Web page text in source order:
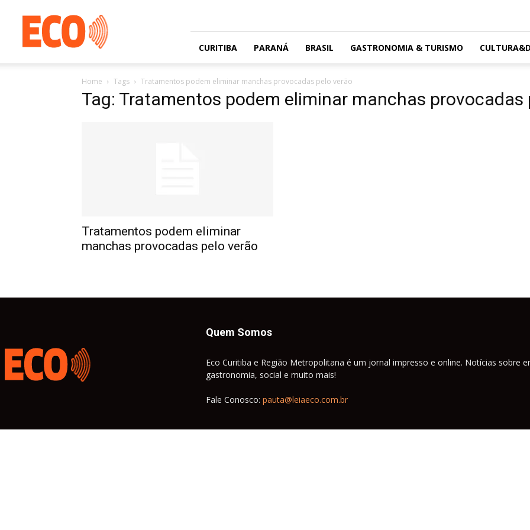
gratuito
com
circulação
CURITIBA PARANÁ BRASIL GASTRONOMIA & TURISMO
Home Tags Tratamentos podem eliminar manchas provocadas pelo verão
Tag: Tratamentos podem eliminar manchas provocadas
Tratamentos podem eliminar
manchas provocadas pelo verão
Quem Somos
Eco Curitiba e Região Metropolitana é um jornal impresso e online. Notícias
gastronomia, social e muito mais!
Fale Conosco: pauta@leiaeco.com.br